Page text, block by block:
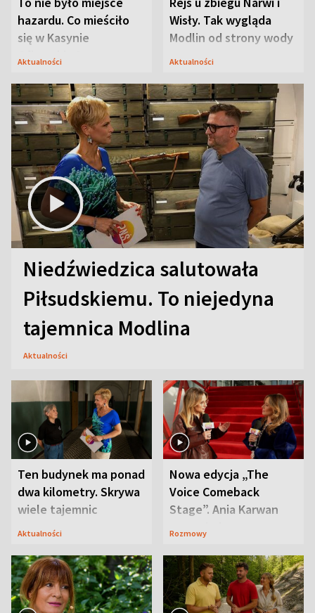
hazardu. Co mieściło
się w Kasynie
Oficerskim?
Aktualności
Wisły. Tak wygląda
Modlin od strony wody
Aktualności
Niedźwiedzica salutowała
Piłsudskiemu. To niejedyna
tajemnica Modlina
Aktualności
Ten budynek ma ponad
dwa kilometry. Skrywa
wiele tajemnic
Aktualności
Nowa edycja „The
Voice Comeback
Stage”. Ania Karwan
zapowiada
Rozmowy